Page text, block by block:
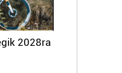
2028ra